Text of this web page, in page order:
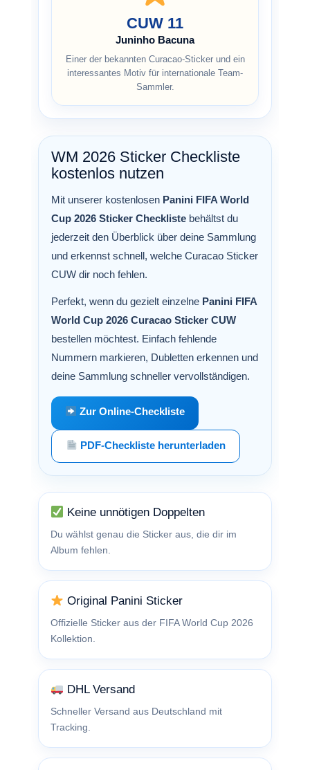
CUW 11
Juninho Bacuna
Einer der bekannten Curacao-Sticker und ein
interessantes Motiv für internationale Team-
Sammler.
WM 2026 Sticker Checkliste
kostenlos nutzen
Mit unserer kostenlosen Panini FIFA World
Cup 2026 Sticker Checkliste behältst du
jederzeit den Überblick über deine Sammlung
und erkennst schnell, welche Curacao Sticker
CUW dir noch fehlen.
Perfekt, wenn du gezielt einzelne Panini FIFA
World Cup 2026 Curacao Sticker CUW
bestellen möchtest. Einfach fehlende
Nummern markieren, Dubletten erkennen und
deine Sammlung schneller vervollständigen.
Zur Online-Checkliste
PDF-Checkliste herunterladen
Keine unnötigen Doppelten
Du wählst genau die Sticker aus, die dir im
Album fehlen.
Original Panini Sticker
Offizielle Sticker aus der FIFA World Cup 2026
Kollektion.
DHL Versand
Schneller Versand aus Deutschland mit
Tracking.